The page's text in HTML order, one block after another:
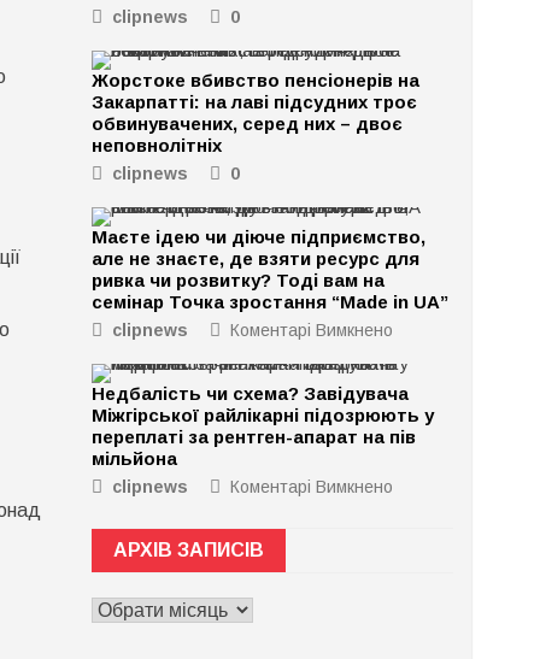
clipnews 0
Жорстоке вбивство пенсіонерів на
Закарпатті: на лаві підсудних троє
обвинувачених, серед них – двоє
неповнолітніх
clipnews 0
Маєте ідею чи діюче підприємство,
але не знаєте, де взяти ресурс для
ривка чи розвитку? Тоді вам на
семінар Точка зростання “Made in UA”
clipnews Коментарі Вимкнено
ідею
чи
діюче
Недбалість чи схема? Завідувача
Міжгірської райлікарні підозрюють у
переплаті за рентген-апарат на пів
мільйона
clipnews Коментарі Вимкнено
АРХІВ ЗАПИСІВ
АРХІВ
ЗАПИСІВ